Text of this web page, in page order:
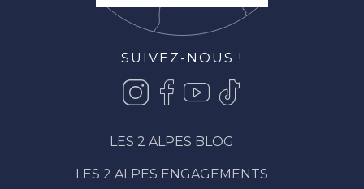
SUIVEZ-NOUS !
LES 2 ALPES BLOG
LES 2 ALPES ENGAGEMENTS